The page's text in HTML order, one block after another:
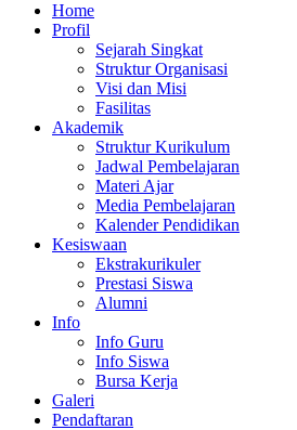
Home
Profil
Sejarah Singkat
Struktur Organisasi
Visi dan Misi
Fasilitas
Akademik
Struktur Kurikulum
Jadwal Pembelajaran
Materi Ajar
Media Pembelajaran
Kalender Pendidikan
Kesiswaan
Ekstrakurikuler
Prestasi Siswa
Alumni
Info
Info Guru
Info Siswa
Bursa Kerja
Galeri
Pendaftaran